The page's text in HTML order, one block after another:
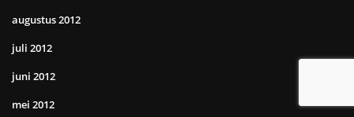
augustus 2012
juli 2012
juni 2012
mei 2012